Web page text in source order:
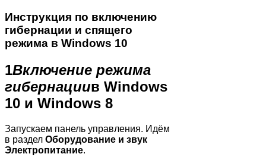
Инструкция по включению
гибернации и спящего
режима в Windows 10
1Включение режима
гибернациив Windows
10 и Windows 8
Запускаем панель управления. Идём
в раздел Оборудование и звук
Электропитание.